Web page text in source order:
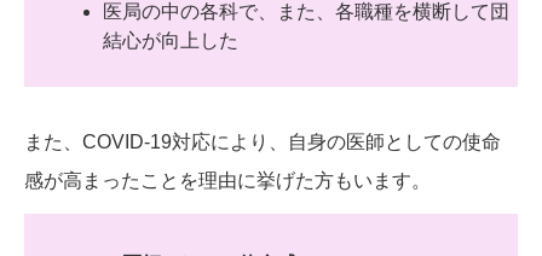
医局の中の各科で、また、各職種を横断して団
結心が向上した
また、COVID-19対応により、自身の医師としての使命
感が高まったことを理由に挙げた方もいます。